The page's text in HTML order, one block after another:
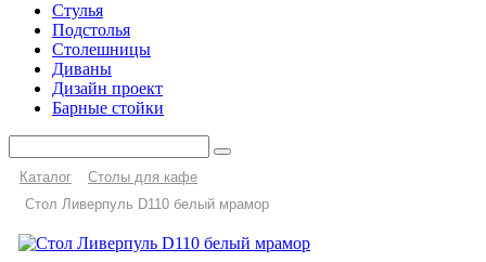
Стулья
Подстолья
Столешницы
Диваны
Дизайн проект
Барные стойки
Каталог
Столы для кафе
Стол Ливерпуль D110 белый мрамор